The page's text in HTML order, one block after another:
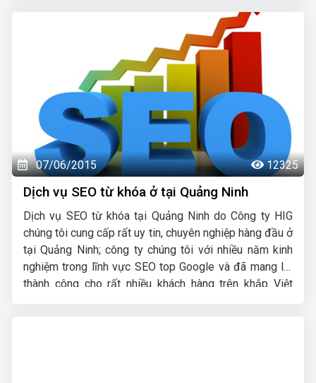
07/06/2015 12325
Dịch vụ SEO từ khóa ở tại Quảng Ninh
Dịch vụ SEO từ khóa tại Quảng Ninh do Công ty HIG
chúng tôi cung cấp rất uy tin, chuyên nghiệp hàng đầu ở
tại Quảng Ninh; công ty chúng tôi với nhiều năm kinh
nghiệm trong lĩnh vực SEO top Google và đã mang lại
thành công cho rất nhiều khách hàng trên khắp Việt